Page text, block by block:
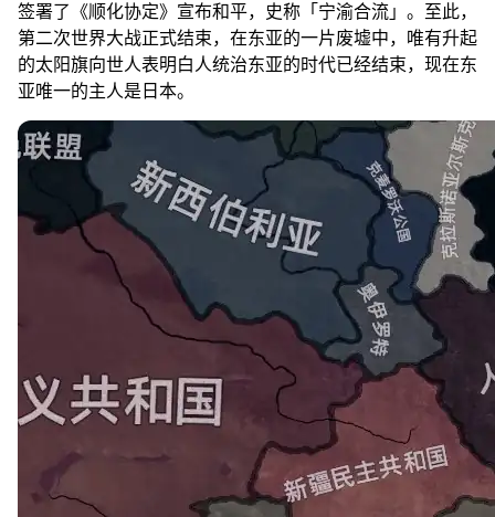
签署了《顺化协定》宣布和平，史称「宁渝合流」。至此，
第二次世界大战正式结束，在东亚的一片废墟中，唯有升起
的太阳旗向世人表明白人统治东亚的时代已经结束，现在东
亚唯一的主人是日本。